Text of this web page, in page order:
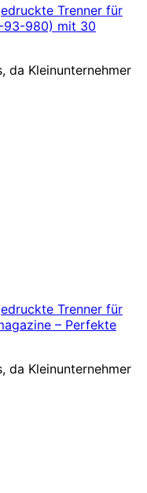
Trenner für
93-980) mit 30
da Kleinunternehmer
Trenner für
– Perfekte
da Kleinunternehmer